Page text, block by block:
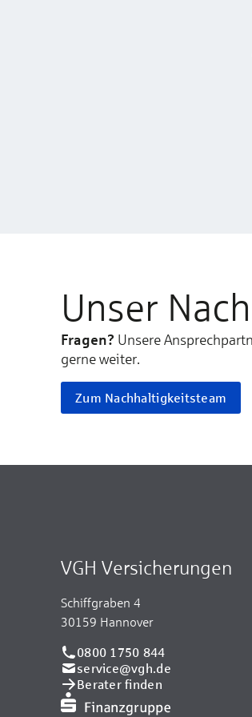
Unser
Fragen? Unsere
gerne weiter.
Zum Nachhaltigkeitsteam
VGH Versicherungen
Schiffgraben 4
30159 Hannover
0800 1750 844
service@vgh.de
Berater finden